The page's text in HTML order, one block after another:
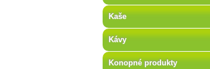
Kaše
Kávy
Konopné produkty